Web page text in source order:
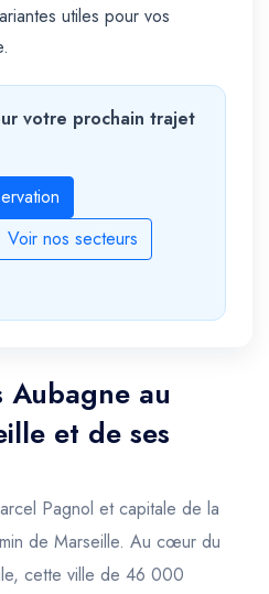
utiles pour vos
votre prochain trajet
Voir nos secteurs
Aubagne au
et de ses
Pagnol et capitale de la
de Marseille. Au cœur du
cette ville de 46 000